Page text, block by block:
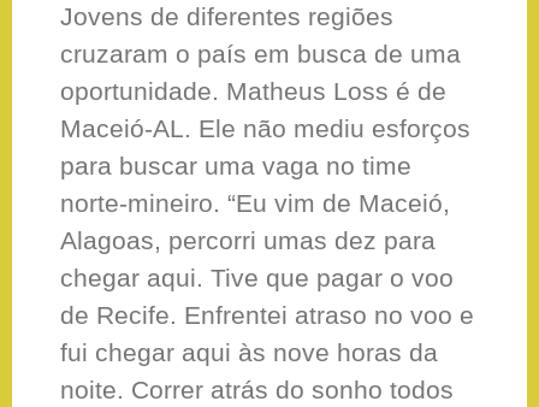
Jovens de diferentes regiões
cruzaram o país em busca de uma
oportunidade. Matheus Loss é de
Maceió-AL. Ele não mediu esforços
para buscar uma vaga no time
norte-mineiro. “Eu vim de Maceió,
Alagoas, percorri umas dez para
chegar aqui. Tive que pagar o voo
de Recife. Enfrentei atraso no voo e
fui chegar aqui às nove horas da
noite. Correr atrás do sonho todos